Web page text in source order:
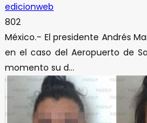
edicionweb
802
México.- El presidente Andrés
en el caso del Aeropuerto de
momento su d...